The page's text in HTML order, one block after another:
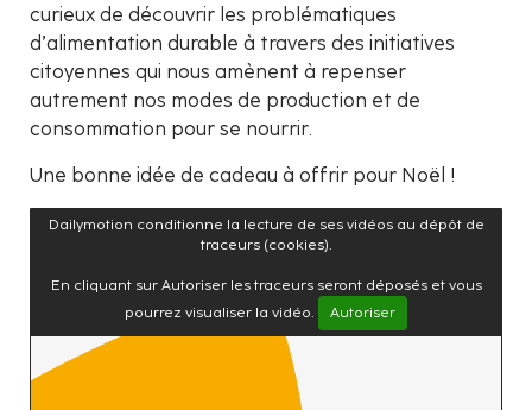
curieux de découvrir les problématiques
d’alimentation durable à travers des initiatives
citoyennes qui nous amènent à repenser
autrement nos modes de production et de
consommation pour se nourrir.
Une bonne idée de cadeau à offrir pour Noël !
Dailymotion conditionne la lecture de ses vidéos au dépôt de
traceurs (cookies).
En cliquant sur Autoriser les traceurs seront déposés et vous
pourrez visualiser la vidéo.
Autoriser